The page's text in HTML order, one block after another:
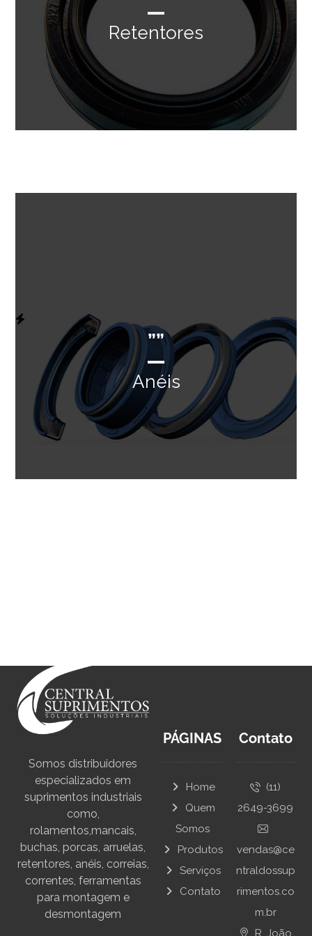
Retentores
””
Anéis
Somos distribuidores
especializados em
suprimentos industriais
como,
rolamentos,mancais,
buchas, porcas, arruelas,
retentores, anéis, correias,
correntes, ferramentas
para montagem e
desmontagem
PÁGINAS
Home
Quem
Somos
Produtos
Serviços
Contato
Contato
(11)
2649-3699
vendas@ce
ntraldossup
rimentos.co
m.br
R. João